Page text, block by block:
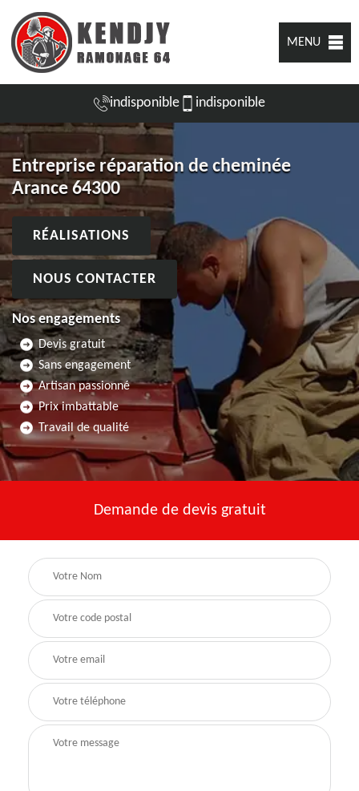
MENU
indisponible indisponible
Entreprise réparation de cheminée
Arance 64300
RÉALISATIONS
NOUS CONTACTER
Nos engagements
Devis gratuit
Sans engagement
Artisan passionné
Prix imbattable
Travail de qualité
Demande de devis gratuit